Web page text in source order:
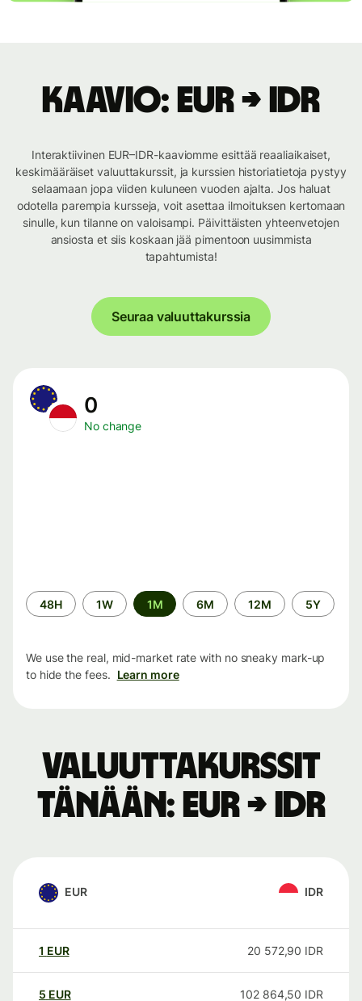
Kaavio: EUR → IDR
Interaktiivinen EUR–IDR-kaaviomme esittää reaaliaikaiset,
keskimääräiset valuuttakurssit, ja kurssien historiatietoja pystyy
selaamaan jopa viiden kuluneen vuoden ajalta. Jos haluat
odotella parempia kursseja, voit asettaa ilmoituksen kertomaan
sinulle, kun tilanne on valoisampi. Päivittäisten yhteenvetojen
ansiosta et siis koskaan jää pimentoon uusimmista
tapahtumista!
Seuraa valuuttakurssia
0
No change
Time
period
48H 1W 1M 6M 12M 5Y
We use the real, mid-market rate with no sneaky mark-up
to hide the fees. Learn more
Valuuttakurssit
tänään: EUR → IDR
EUR IDR
1 EUR 20 572,90 IDR
5 EUR 102 864,50 IDR